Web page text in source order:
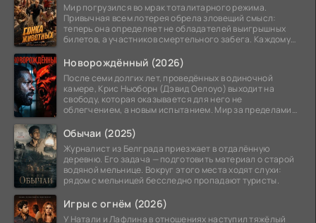
Мир погрузился во мрак тоталитарного режима.
Привычная всем лотерея обрела зловещий смысл:
теперь она определяет не обладателей выигрышных
билетов, а участников смертельного забега. Каждому
Новорождённый (2026)
После семи долгих лет, проведённых в одиночной
камере, Крис Ньюборн (Дэвид Оелоуо) выходит на
свободу, которая оказывается для него не
облегчением, а новым испытанием. Мир за пределами
Обычаи (2025)
Журналист из Белграда приезжает в отдалённую
деревню. Его задача — подготовить материал о старой
водяной мельнице. Вокруг этого места ходят слухи:
рядом с мельницей бесследно пропадают туристы.
Игры с огнём (2026)
У Натали и Лафлина в отношениях наступил тяжёлый